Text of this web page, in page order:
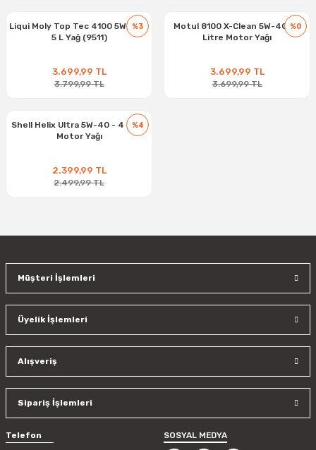
%3
Liqui Moly Top Tec 4100 5W-40 -
5 L Yağ (9511)
3.699,99 TL
3.799,99 TL
%0
Motul 8100 X-Clean 5W-40 - 5
Litre Motor Yağı
3.699,99 TL
3.699,99 TL
%4
Shell Helix Ultra 5W-40 - 4 Litre
Motor Yağı
2.399,99 TL
2.499,99 TL
Müşteri İşlemleri
Üyelik İşlemleri
Alışveriş
Sipariş İşlemleri
Telefon SOSYAL MEDYA